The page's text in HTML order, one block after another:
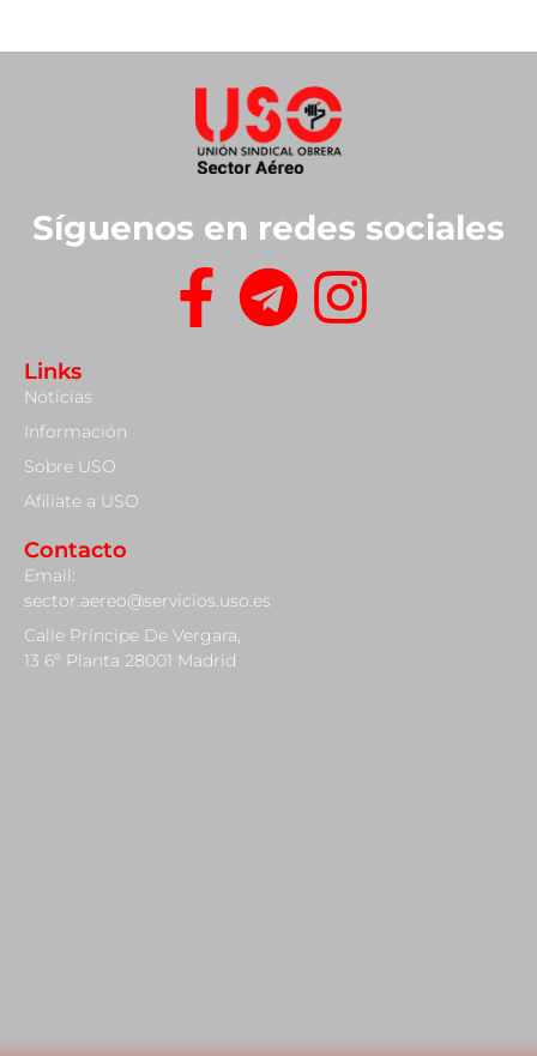
Síguenos en redes sociales
Links
Noticias
Información
Sobre USO
Afiliate a USO
Contacto
Email:
sector.aereo@servicios.uso.es
Calle Príncipe De Vergara,
13 6º Planta 28001 Madrid